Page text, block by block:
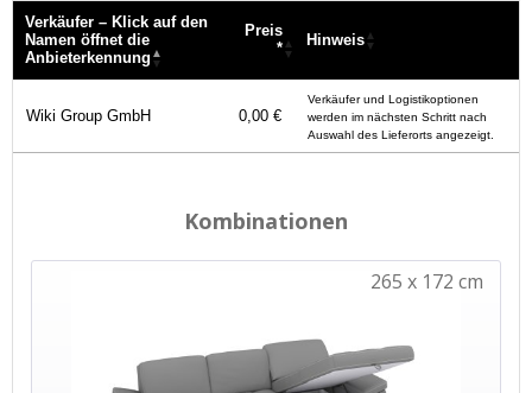
Verkäufer – Klick auf den
Namen öffnet die
Anbieterkennung
Preis
*
Hinweis
Namen öffnet die
Anbieterkennung
*
Wiki Group GmbH
0,00 €
Verkäufer und Logistikoptionen
werden im nächsten Schritt nach
Auswahl des Lieferorts angezeigt.